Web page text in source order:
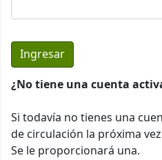
¿No tiene una cuenta
Si todavía no tienes una
de circulación la próxima
Se le proporcionará una.